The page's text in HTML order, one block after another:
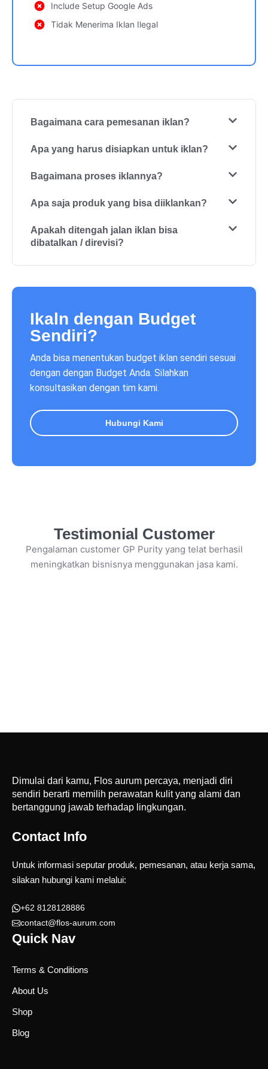
Include Setup Google Ads
Tidak Menerima Iklan Ilegal
Bagaimana cara pemesanan iklan?
Apa yang harus disiapkan untuk iklan?
Bagaimana proses iklannya?
Apa saja produk yang bisa diiklankan?
Apakah ditengah jalan iklan bisa
dibatalkan / direvisi?
Ikaln dengan Budget
Sendiri?
Anda bisa menentukan budget iklan sendiri sesuai
dengan dengan Budget Anda. Silahkan
konsultasikan dengan tim kami.
Hubungi Kami
Testimonial Customer
Pengalaman customer GP Purity yang telat berhasil
meningkatkan bisnisnya menggunakan jasa kami.
Dimulai dari kamu, Flos aurum percaya, menjadi diri
sendiri berarti memilih perawatan kulit yang alami dan
bertanggung jawab terhadap lingkungan.
Contact Info
Untuk informasi seputar produk, pemesanan, atau kerja sama,
silakan hubungi kami melalui:
+62 8128128886
contact@flos-aurum.com
Quick Nav
Terms & Conditions
About Us
Shop
Blog